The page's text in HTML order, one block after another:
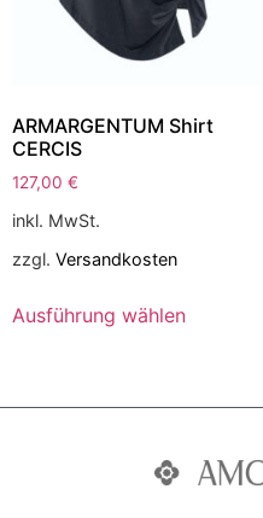
ARMARGENTUM Shirt
CERCIS
127,00 €
inkl. MwSt.
zzgl. Versandkosten
Ausführung wählen